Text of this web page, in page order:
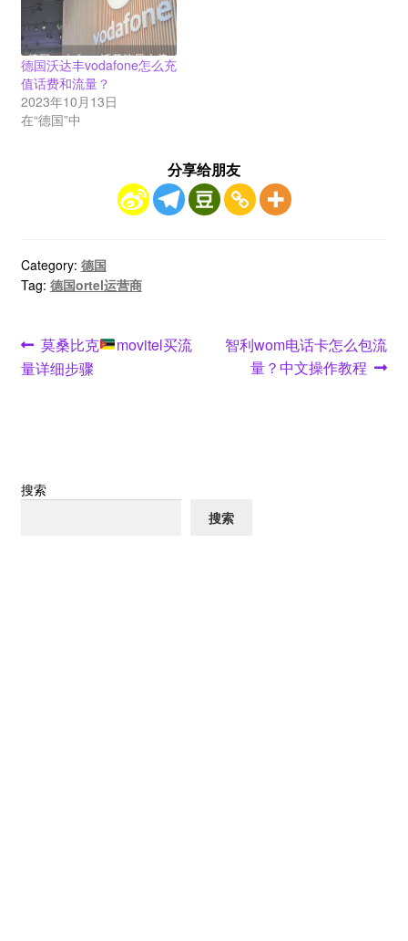
德国沃达丰vodafone怎么充
值话费和流量？
2023年10月13日
在“德国”中
分享给朋友
Category: 德国
Tag: 德国ortel运营商
文
章
Previous
post:
莫桑比克
movitel买流
量详细步骤
Next
post:
智利wom电话卡怎么包流
量？中文操作教程
搜索
搜索